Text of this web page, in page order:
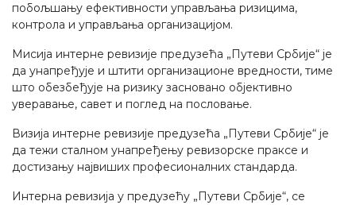
побољшању ефективности управљања ризицима,
контрола и управљања организацијом.
Мисија интерне ревизије предузећа „Путеви Србије“ је
да унапређује и штити организационе вредности, тиме
што обезбеђује на ризику засновано објективно
уверавање, савет и поглед на пословање.
Визија интерне ревизије предузећа „Путеви Србије“ је
да тежи сталном унапређењу ревизорске праксе и
достизању највиших професионалних стандарда.
Интерна ревизија у предузећу „Путеви Србије“, се